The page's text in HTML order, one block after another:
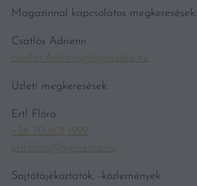
Magazinnal kapcsolatos megkeresések:
Csatlós Adrienn
csatlos.Adrienn@hgmedia.hu
Üzleti megkeresések:
Ertl Flóra
+36 70 601 1929
ertl.flora@hgmedia.hu
Sajtótájékoztatók, -közlemények